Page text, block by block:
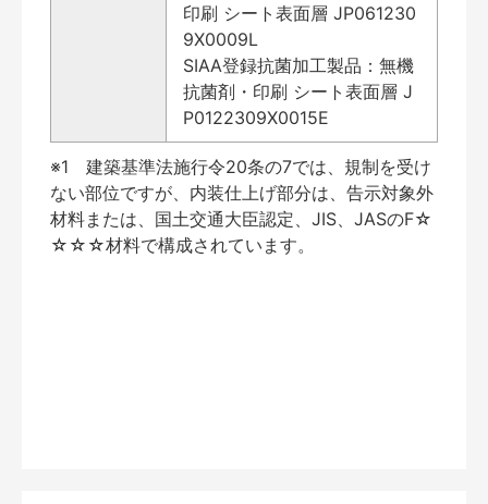
印刷 シート表面層 JP061230
9X0009L
SIAA登録抗菌加工製品：無機
抗菌剤・印刷 シート表面層 J
P0122309X0015E
※1 建築基準法施行令20条の7では、規制を受け
ない部位ですが、内装仕上げ部分は、告示対象外
材料または、国土交通大臣認定、JIS、JASのF☆
☆☆☆材料で構成されています。